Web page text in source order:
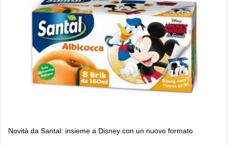
Novità da Santal: insieme a Disney con un nuovo formato